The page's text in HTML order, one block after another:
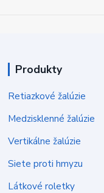
Produkty
Retiazkové žalúzie
Medzisklenné žalúzie
Vertikálne žalúzie
Siete proti hmyzu
Látkové roletky